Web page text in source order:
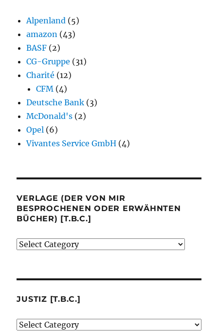
Alpenland (5)
amazon (43)
BASF (2)
CG-Gruppe (31)
Charité (12)
CFM (4)
Deutsche Bank (3)
McDonald's (2)
Opel (6)
Vivantes Service GmbH (4)
VERLAGE (DER VON MIR
BESPROCHENEN ODER ERWÄHNTEN
BÜCHER) [T.B.C.]
Verlage
besprochenen
erwähnten
JUSTIZ [T.B.C.]
Justiz